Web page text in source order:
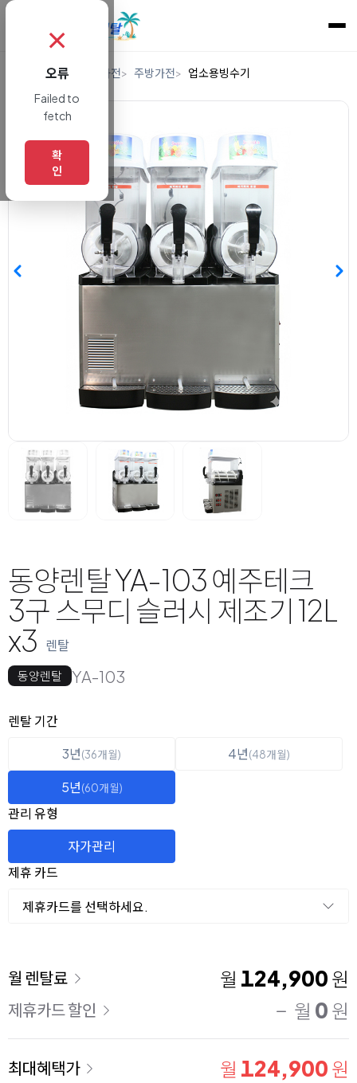
렌탈 디지털/가전 주방가전 업소용빙수기
동양렌탈 YA-103 예주테크
3구 스무디 슬러시 제조기 12L
x3 렌탈
동양렌탈 YA-103
옵션 선택
렌탈 선택
렌탈 기간
3년(36개월) 4년(48개월)
5년(60개월)
관리 유형
자가관리
제휴 카드
제휴카드를 선택하세요.
이용 요금
월 렌탈료 월 124,900 원
제휴카드 할인 월 0 원
최대혜택가 월 124,900 원
✗
오류
Failed to
fetch
확
인